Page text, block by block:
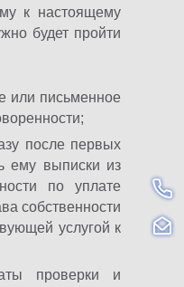
к настоящему
будет пройти
или письменное
после первых
ему выписки из
по уплате
собственности
услугой к
проверки и